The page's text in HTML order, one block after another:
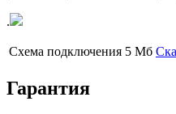
.
Схема подключения 5 Мб
Гарантия